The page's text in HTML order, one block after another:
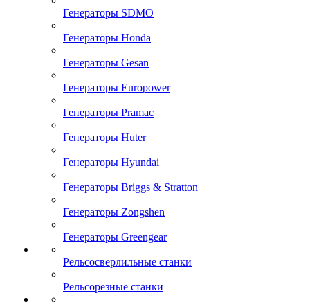
Генераторы SDMO
Генераторы Honda
Генераторы Gesan
Генераторы Europower
Генераторы Pramac
Генераторы Huter
Генераторы Hyundai
Генераторы Briggs & Stratton
Генераторы Zongshen
Генераторы Greengear
Рельсосверлильные станки
Рельсорезные станки